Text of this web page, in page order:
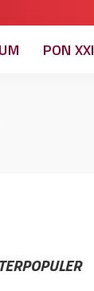
PON XXI
TERPOPULER